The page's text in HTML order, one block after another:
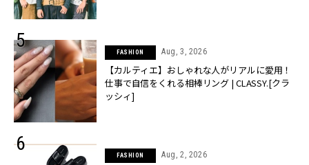
FASHION Aug, 3, 2026
【カルティエ】おしゃれな人がリアルに愛用！
仕事で自信をくれる相棒リング | CLASSY.[クラ
ッシィ]
FASHION Aug, 2, 2026